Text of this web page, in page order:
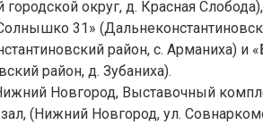
округ, д. Красная
31»
район, с. Арманиха) и
район, д. Зубаниха).
Новгород, Выставочный
(Нижний Новгород, ул.